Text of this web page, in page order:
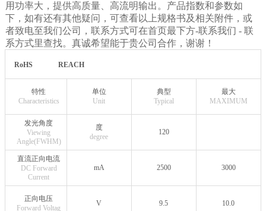
用功率大，提供高质量、高流明输出。产品指数和参数如
下，如有还有其他疑问，可查看以上规格书及相关附件，或
者致电至我们公司，联系方式可在首页最下方-联系我们 - 联
系方式里查找。真诚希望能于贵公司合作，谢谢！
RoHS REACH
特性
Characteristics
单位
Unit
典型
Typical
最大
MAXIMUM
发光角度
Viewing
Angle(FWHM)
度
degree
120
直流正向电流
DC Forward
Current
mA 2500 3000
正向电压
Forward Voltag
V 9.5 10.0